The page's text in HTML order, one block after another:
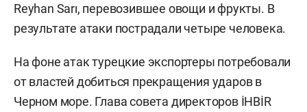
Reyhan Sarı, перевозившее овощи и фрукты. В
результате атаки пострадали четыре человека.
На фоне атак турецкие экспортеры потребовали
от властей добиться прекращения ударов в
Черном море. Глава совета директоров İHBİR